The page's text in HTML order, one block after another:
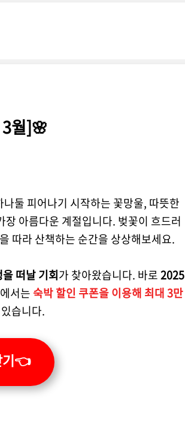
월]🌸
나둘 피어나기 시작하는 꽃망울, 따뜻한
아름다운 계절입니다. 벚꽃이 흐드러
따라 산책하는 순간을 상상해보세요.
떠날 기회가 찾아왔습니다. 바로2025
서는 숙박 할인 쿠폰을 이용해 최대 3만
습니다.
기👈